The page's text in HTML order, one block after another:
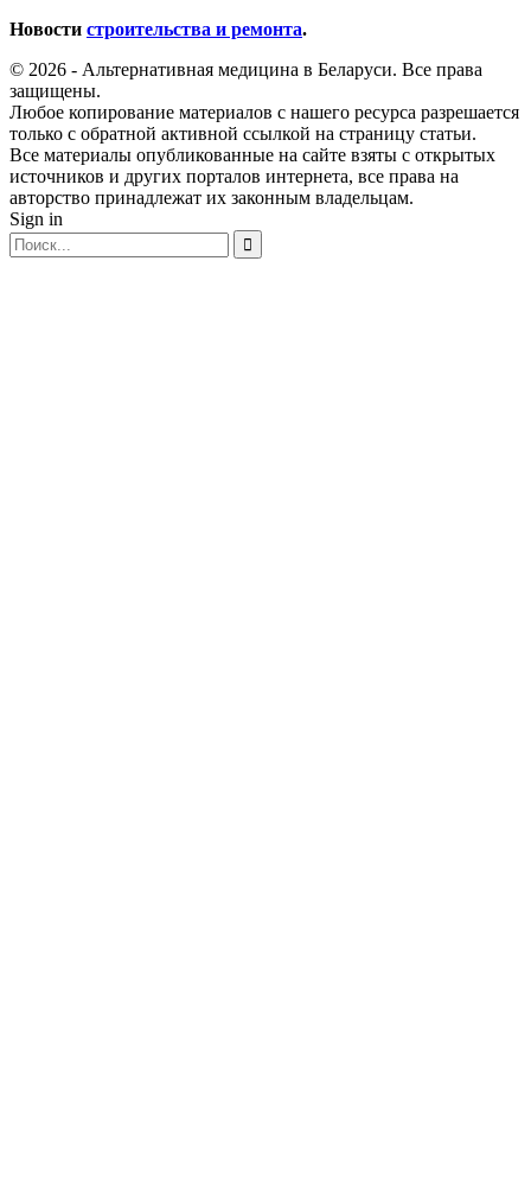
Новости строительства и ремонта.
© 2026 - Альтернативная медицина в Беларуси. Все права
защищены.
Любое копирование материалов с нашего ресурса разрешается
только с обратной активной ссылкой на страницу статьи.
Все материалы опубликованные на сайте взяты с открытых
источников и других порталов интернета, все права на
авторство принадлежат их законным владельцам.
Sign in